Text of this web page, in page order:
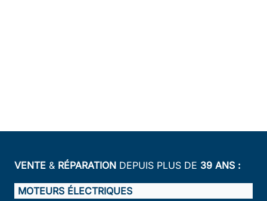
VENTE & RÉPARATION DEPUIS PLUS DE 39 ANS :
MOTEURS ÉLECTRIQUES